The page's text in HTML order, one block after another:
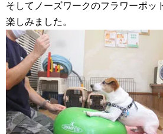
そしてノーズワークのフラワーポッ
楽しみました。